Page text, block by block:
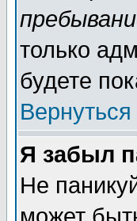
только
будете
Я забыл
Не